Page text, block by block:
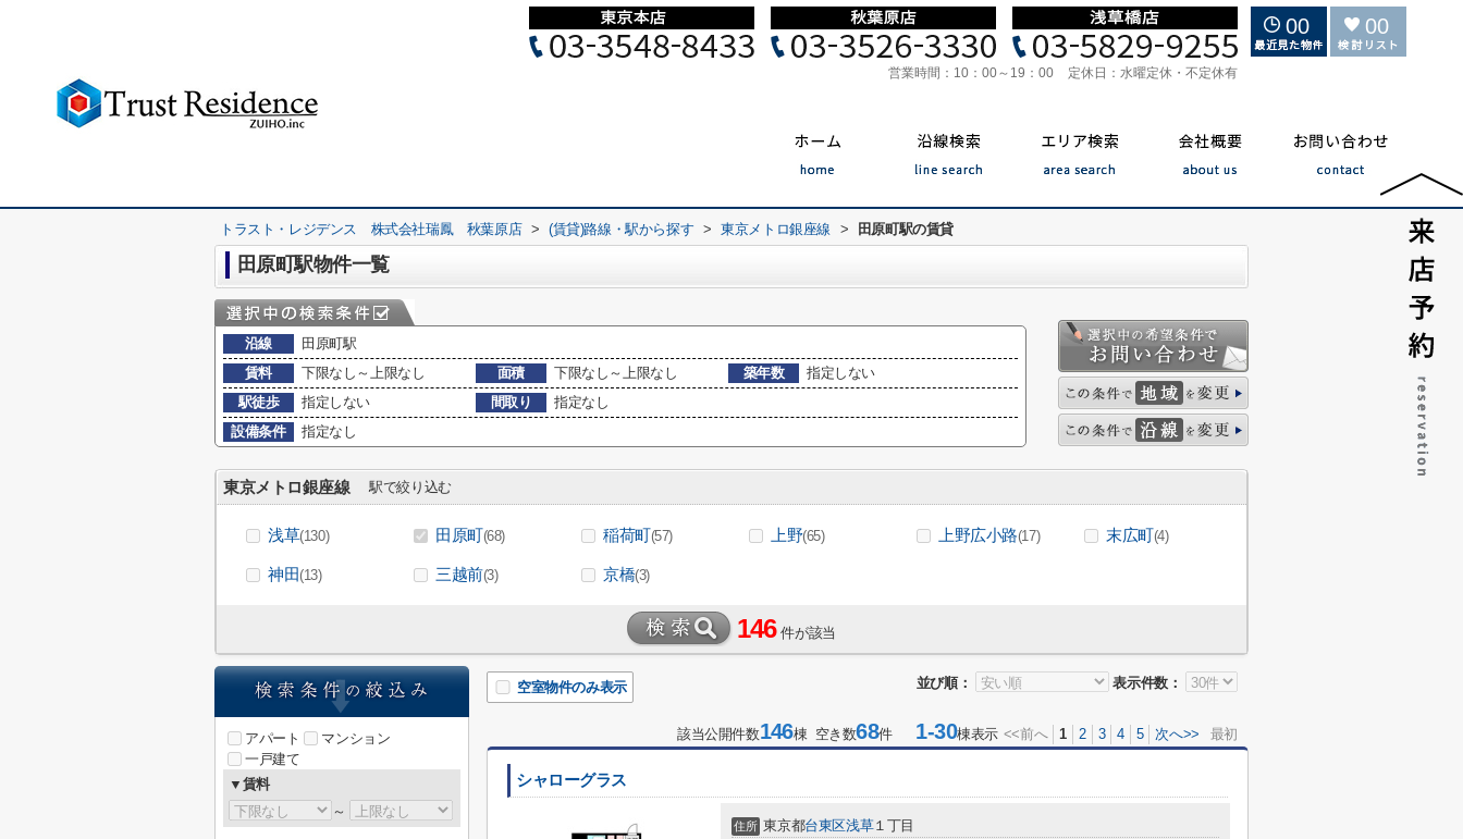
営業時間： 10：00～19：00 定休日： 水曜定休・不定休有
00 00
トラスト・レジデンス 株式会社瑞鳳 秋葉原店 > (賃貸)路線・駅から探す > 東京メトロ銀座線 > 田原町駅の賃貸
田原町駅物件一覧
沿線
田原町駅
賃料
下限なし～上限なし 面積 下限なし～上限なし 築年数
指定しない
駅徒歩
指定しない 間取り
指定なし
設備条件
指定なし
東京メトロ銀座線 駅で絞り込む
浅草(130) 田原町(68) 稲荷町(57) 上野(65) 上野広小路(17) 末広町(4)
神田(13) 三越前(3) 京橋(3)
146 件が該当
並び順： 表示件数：
空室物件のみ表示
該当公開件数146棟 空き数68件1-30棟表示 <<前へ 1 2 3 4 5 次へ>> 最初
シャローグラス
住所 東京都台東区浅草１丁目
アパート
マンション
一戸建て
▼賃料
～